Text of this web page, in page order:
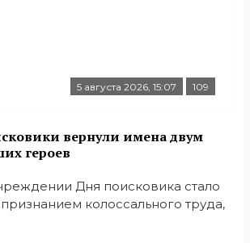
5 августа 2026, 15:07 109
вернули имена двум
героев
Дня поисковика стало
колоссального труда,